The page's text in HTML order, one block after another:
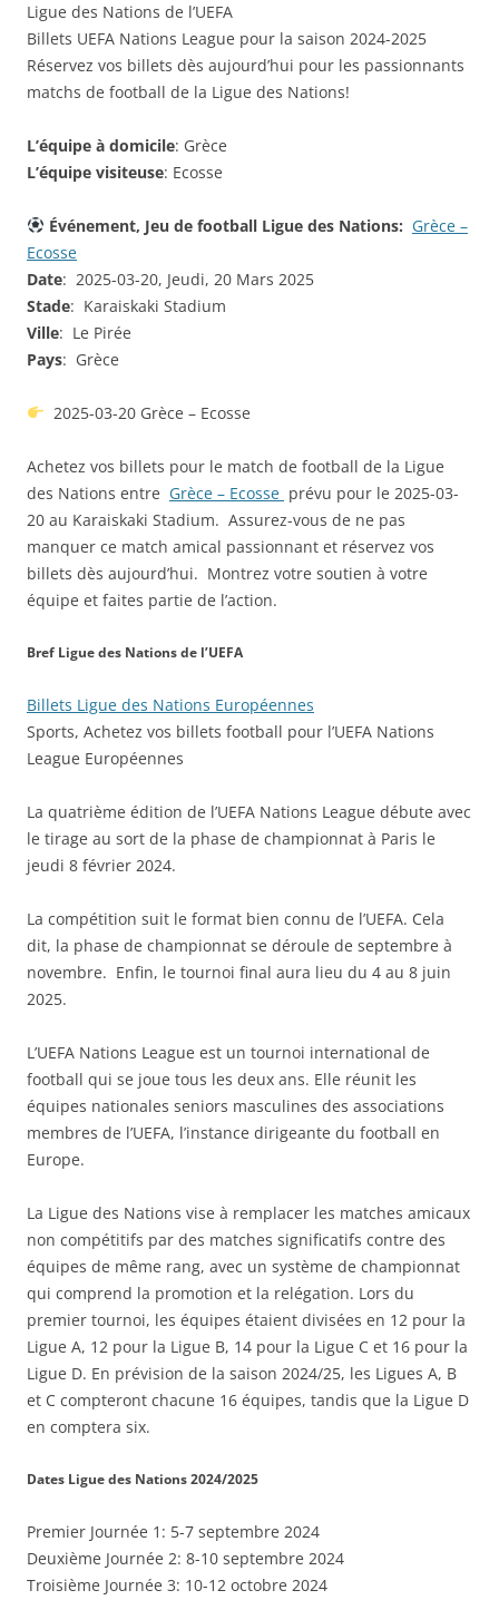
Ligue des Nations de l’UEFA
Billets UEFA Nations League pour la saison 2024-2025
Réservez vos billets dès aujourd’hui pour les passionnants
matchs de football de la Ligue des Nations!
L’équipe à domicile: Grèce
L’équipe visiteuse: Ecosse
Événement, Jeu de football Ligue des Nations: Grèce –
Ecosse
Date: 2025-03-20, Jeudi, 20 Mars 2025
Stade: Karaiskaki Stadium
Ville: Le Pirée
Pays: Grèce
2025-03-20 Grèce – Ecosse
Achetez vos billets pour le match de football de la Ligue
des Nations entre Grèce – Ecosse prévu pour le 2025-03-
20 au Karaiskaki Stadium. Assurez-vous de ne pas
manquer ce match amical passionnant et réservez vos
billets dès aujourd’hui. Montrez votre soutien à votre
équipe et faites partie de l’action.
Bref Ligue des Nations de l’UEFA
Billets Ligue des Nations Européennes
Sports, Achetez vos billets football pour l’UEFA Nations
League Européennes
La quatrième édition de l’UEFA Nations League débute avec
le tirage au sort de la phase de championnat à Paris le
jeudi 8 février 2024.
La compétition suit le format bien connu de l’UEFA. Cela
dit, la phase de championnat se déroule de septembre à
novembre. Enfin, le tournoi final aura lieu du 4 au 8 juin
2025.
L’UEFA Nations League est un tournoi international de
football qui se joue tous les deux ans. Elle réunit les
équipes nationales seniors masculines des associations
membres de l’UEFA, l’instance dirigeante du football en
Europe.
La Ligue des Nations vise à remplacer les matches amicaux
non compétitifs par des matches significatifs contre des
équipes de même rang, avec un système de championnat
qui comprend la promotion et la relégation. Lors du
premier tournoi, les équipes étaient divisées en 12 pour la
Ligue A, 12 pour la Ligue B, 14 pour la Ligue C et 16 pour la
Ligue D. En prévision de la saison 2024/25, les Ligues A, B
et C compteront chacune 16 équipes, tandis que la Ligue D
en comptera six.
Dates Ligue des Nations 2024/2025
Premier Journée 1: 5-7 septembre 2024
Deuxième Journée 2: 8-10 septembre 2024
Troisième Journée 3: 10-12 octobre 2024